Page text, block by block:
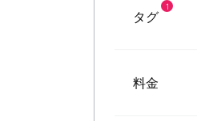
タグ
1
料金